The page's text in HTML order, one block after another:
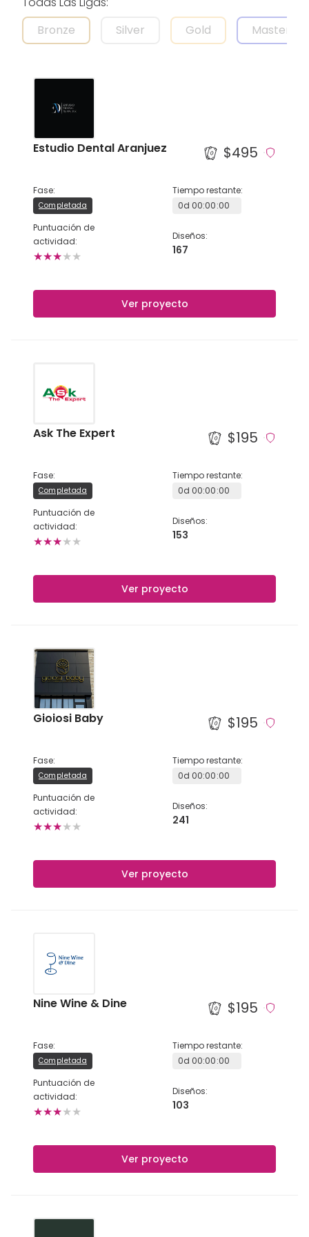
AYUDA Y SOPORTE
POLÍTICA DE PRIVACIDAD
CONTÁCTANOS
Nuevo diseño
ESPAÑOL
FRANÇAIS
SVENSKA
NORSK
TÜRKÇE
Bronze
Silver Gold Master
Estudio Dental Aranjuez $495
Fase:
Completada
Tiempo restante:
0d 00:00:00
Puntuación de
actividad:
★★★★★
Diseños:
167
Ver proyecto
Ask The Expert $195
Fase:
Completada
Tiempo restante:
0d 00:00:00
Puntuación de
actividad:
★★★★★
Diseños:
153
Ver proyecto
Gioiosi Baby $195
Fase:
Completada
Tiempo restante:
0d 00:00:00
Puntuación de
actividad:
★★★★★
Diseños:
241
Ver proyecto
Nine Wine & Dine $195
Fase:
Completada
Tiempo restante:
0d 00:00:00
Puntuación de
actividad:
★★★★★
Diseños:
103
Ver proyecto